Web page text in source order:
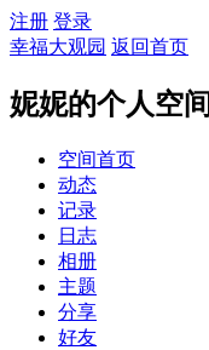
注册 登录
幸福大观园 返回首页
妮妮的个人空间
空间首页
动态
记录
日志
相册
主题
分享
好友